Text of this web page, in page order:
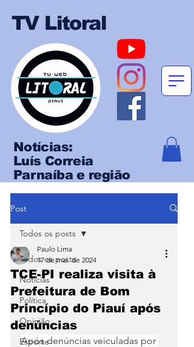
TV Litoral
Notícias:
Luís Correia
Parnaíba e região
Post
Todos os posts
Notícias
Política
Opinião
Esporte
Todos os posts
TCE-PI realiza visita à
Prefeitura de Bom
Princípio do Piauí após
denúncias
Paulo Lima
17 de mai. de 2024
Após denúncias veiculadas por